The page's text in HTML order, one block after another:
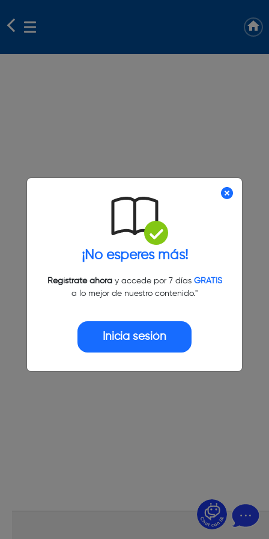
¡No esperes más!
Regístrate ahoray accede por 7 días GRATIS
a lo mejor de nuestro contenido."
Inicia sesión